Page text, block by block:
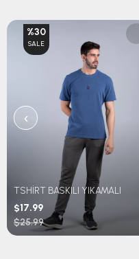
TSHİRT BASKILI YIKAMALI
$17.99
$25.99
%30
SALE
‹